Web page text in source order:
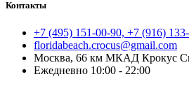
Контакты
+7 (495) 151-00-90, +7 (916)
floridabeach.crocus@gmail.com
Москва, 66 км МКАД Крокус
Ежедневно 10:00 - 22:00